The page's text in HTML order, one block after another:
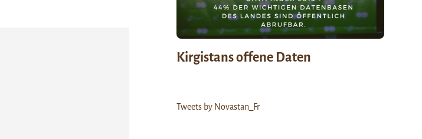
Kirgistans offene Daten
Tweets by Novastan_Fr